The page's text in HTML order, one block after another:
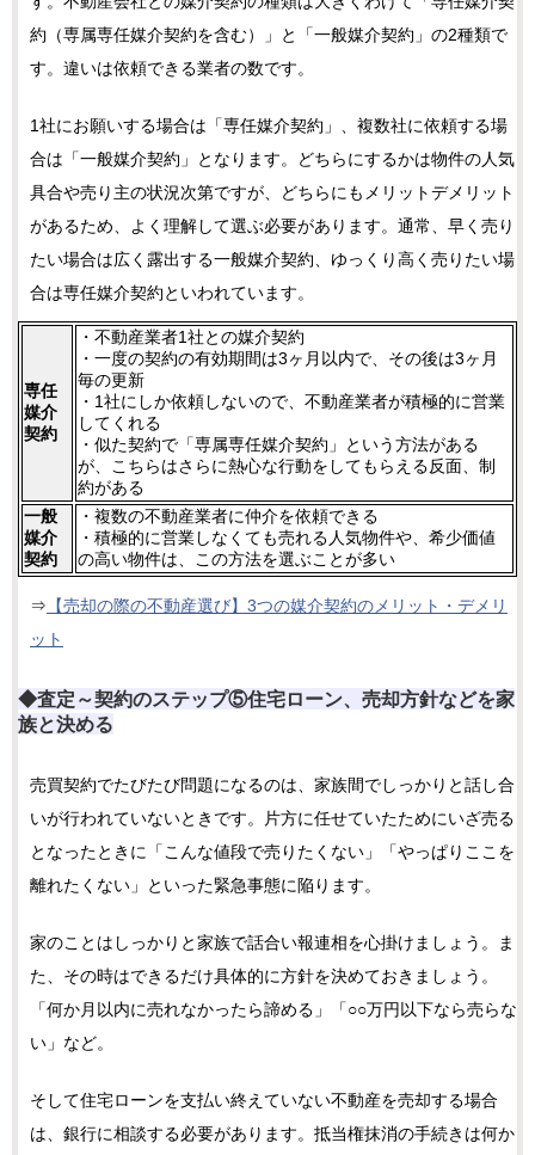
約（専属専任媒介契約を含む）」と「一般媒介契約」の2種類で
す。違いは依頼できる業者の数です。
1社にお願いする場合は「専任媒介契約」、複数社に依頼する場
合は「一般媒介契約」となります。どちらにするかは物件の人気
具合や売り主の状況次第ですが、どちらにもメリットデメリット
があるため、よく理解して選ぶ必要があります。通常、早く売り
たい場合は広く露出する一般媒介契約、ゆっくり高く売りたい場
合は専任媒介契約といわれています。
専任
媒介
契約
・不動産業者1社との媒介契約
・一度の契約の有効期間は3ヶ月以内で、その後は3ヶ月
毎の更新
・1社にしか依頼しないので、不動産業者が積極的に営業
してくれる
・似た契約で「専属専任媒介契約」という方法がある
が、こちらはさらに熱心な行動をしてもらえる反面、制
約がある
一般
媒介
契約
・複数の不動産業者に仲介を依頼できる
・積極的に営業しなくても売れる人気物件や、希少価値
の高い物件は、この方法を選ぶことが多い
⇒ 【売却の際の不動産選び】3つの媒介契約のメリット・デメリ
ット
◆査定～契約のステップ⑤住宅ローン、売却方針などを家
族と決める
売買契約でたびたび問題になるのは、家族間でしっかりと話し合
いが行われていないときです。片方に任せていたためにいざ売る
となったときに「こんな値段で売りたくない」「やっぱりここを
離れたくない」といった緊急事態に陥ります。
家のことはしっかりと家族で話合い報連相を心掛けましょう。ま
た、その時はできるだけ具体的に方針を決めておきましょう。
「何か月以内に売れなかったら諦める」「○○万円以下なら売らな
い」など。
そして住宅ローンを支払い終えていない不動産を売却する場合
は、銀行に相談する必要があります。抵当権抹消の手続きは何か